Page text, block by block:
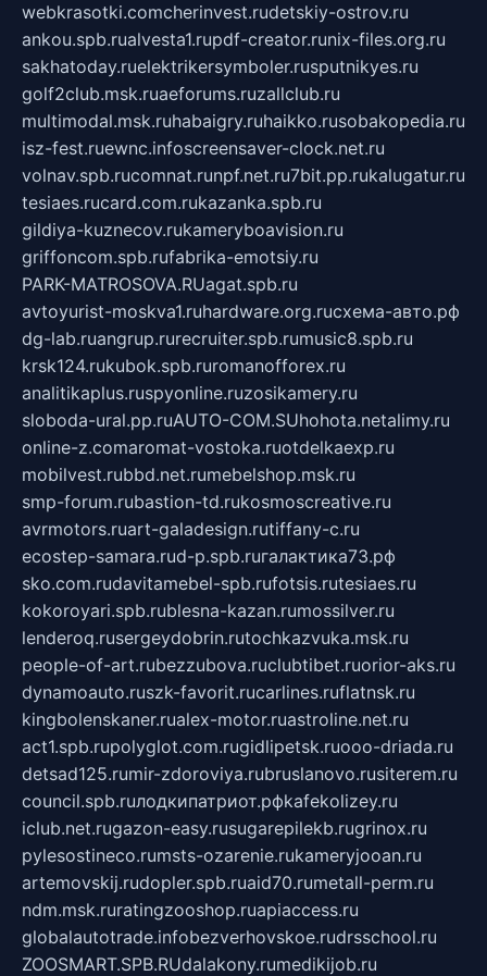
webkrasotki.comcherinvest.rudetskiy-ostrov.ru
ankou.spb.rualvesta1.rupdf-creator.runix-files.org.ru
sakhatoday.ruelektrikersymboler.rusputnikyes.ru
golf2club.msk.ruaeforums.ruzallclub.ru
multimodal.msk.ruhabaigry.ruhaikko.rusobakopedia.ru
isz-fest.ruewnc.infoscreensaver-clock.net.ru
volnav.spb.rucomnat.runpf.net.ru7bit.pp.rukalugatur.ru
tesiaes.rucard.com.rukazanka.spb.ru
gildiya-kuznecov.rukameryboavision.ru
griffoncom.spb.rufabrika-emotsiy.ru
PARK-MATROSOVA.RUagat.spb.ru
avtoyurist-moskva1.ruhardware.org.ruсхема-авто.рф
dg-lab.ruangrup.rurecruiter.spb.rumusic8.spb.ru
krsk124.rukubok.spb.ruromanofforex.ru
analitikaplus.ruspyonline.ruzosikamery.ru
sloboda-ural.pp.ruAUTO-COM.SUhohota.netalimy.ru
online-z.comaromat-vostoka.ruotdelkaexp.ru
mobilvest.rubbd.net.rumebelshop.msk.ru
smp-forum.rubastion-td.rukosmoscreative.ru
avrmotors.ruart-galadesign.rutiffany-c.ru
ecostep-samara.rud-p.spb.ruгалактика73.рф
sko.com.rudavitamebel-spb.rufotsis.rutesiaes.ru
kokoroyari.spb.rublesna-kazan.rumossilver.ru
lenderoq.rusergeydobrin.rutochkazvuka.msk.ru
people-of-art.rubezzubova.ruclubtibet.ruorior-aks.ru
dynamoauto.ruszk-favorit.rucarlines.ruflatnsk.ru
kingbolenskaner.rualex-motor.ruastroline.net.ru
act1.spb.rupolyglot.com.rugidlipetsk.ruooo-driada.ru
detsad125.rumir-zdoroviya.rubruslanovo.rusiterem.ru
council.spb.ruлодкипатриот.рфkafekolizey.ru
iclub.net.rugazon-easy.rusugarepilekb.rugrinox.ru
pylesostineco.rumsts-ozarenie.rukameryjooan.ru
artemovskij.rudopler.spb.ruaid70.rumetall-perm.ru
ndm.msk.ruratingzooshop.ruapiaccess.ru
globalautotrade.infobezverhovskoe.rudrsschool.ru
ZOOSMART.SPB.RUdalakony.rumedikijob.ru